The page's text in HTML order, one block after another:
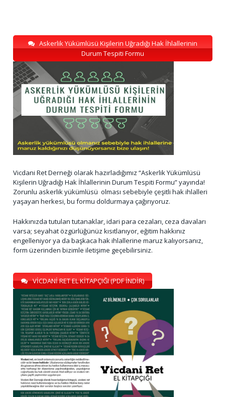
Askerlik Yükümlüsü Kişilerin Uğradığı Hak İhlallerinin
Durum Tespiti Formu
Vicdani Ret Derneği olarak hazırladığımız “Askerlik Yükümlüsü
Kişilerin Uğradığı Hak İhlallerinin Durum Tespiti Formu” yayında!
Zorunlu askerlik yükümlüsü olması sebebiyle çeşitli hak ihlalleri
yaşayan herkesi, bu formu doldurmaya çağırıyoruz.
Hakkınızda tutulan tutanaklar, idari para cezaları, ceza davaları
varsa; seyahat özgürlüğünüz kısıtlanıyor, eğitim hakkınız
engelleniyor ya da başkaca hak ihlallerine maruz kalıyorsanız,
form üzerinden bizimle iletişime geçebilirsiniz.
VİCDANİ RET EL KİTAPÇIĞI (PDF İNDİR)